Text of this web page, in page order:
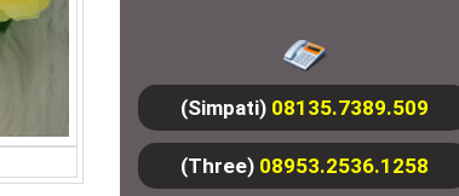
(Simpati) 08135.7389.509
(Three) 08953.2536.1258